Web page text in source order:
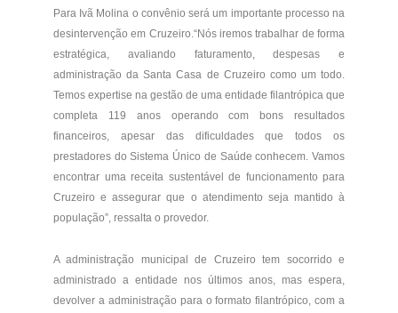
Para Ivã Molina o convênio será um importante processo na
desintervenção em Cruzeiro.“Nós iremos trabalhar de forma
estratégica, avaliando faturamento, despesas e
administração da Santa Casa de Cruzeiro como um todo.
Temos expertise na gestão de uma entidade filantrópica que
completa 119 anos operando com bons resultados
financeiros, apesar das dificuldades que todos os
prestadores do Sistema Único de Saúde conhecem. Vamos
encontrar uma receita sustentável de funcionamento para
Cruzeiro e assegurar que o atendimento seja mantido à
população”, ressalta o provedor.
A administração municipal de Cruzeiro tem socorrido e
administrado a entidade nos últimos anos, mas espera,
devolver a administração para o formato filantrópico, com a